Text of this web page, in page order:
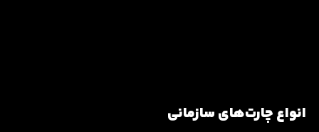
انواع چارت‌های سازمانی